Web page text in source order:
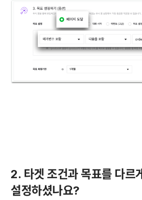
2. 타겟 조건과 목표를 다르게
설정하셨나요?